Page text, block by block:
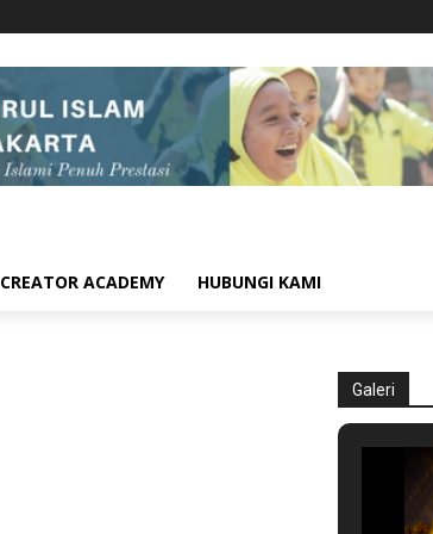
CREATOR ACADEMY HUBUNGI KAMI
Galeri